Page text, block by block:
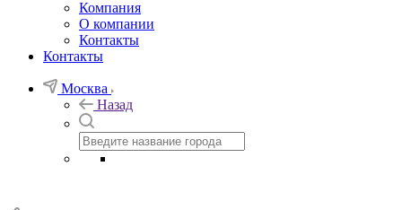
Компания
О компании
Контакты
Контакты
Москва
Назад